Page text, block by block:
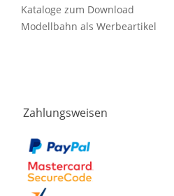
Kataloge zum Download
Modellbahn als Werbeartikel
Zahlungsweisen